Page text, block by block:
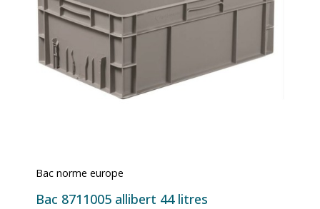
Bac norme europe
Bac 8711005 allibert 44 litres